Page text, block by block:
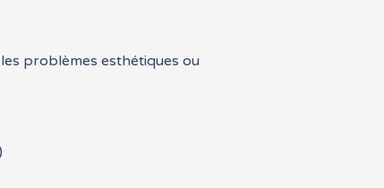
problèmes esthétiques ou